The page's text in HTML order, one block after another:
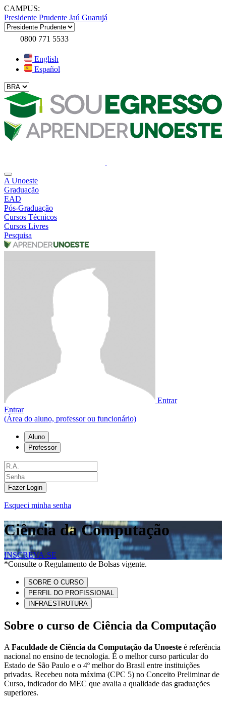
CAMPUS:
Presidente Prudente Jaú Guarujá
0800 771 5533
English
Español
A Unoeste
Graduação
EAD
Pós-Graduação
Cursos Técnicos
Cursos Livres
Pesquisa
Entrar
Entrar
(Área do aluno, professor ou funcionário)
Aluno
Professor
Fazer Login
Esqueci minha senha
Ciência da Computação
INSCREVA-SE
*Consulte o Regulamento de Bolsas vigente.
SOBRE O CURSO
PERFIL DO PROFISSIONAL
INFRAESTRUTURA
Sobre o curso de Ciência da Computação
A Faculdade de Ciência da Computação da Unoeste é referência
nacional no ensino de tecnologia. É o melhor curso particular do
Estado de São Paulo e o 4º melhor do Brasil entre instituições
privadas. Recebeu nota máxima (CPC 5) no Conceito Preliminar de
Curso, indicador do MEC que avalia a qualidade das graduações
superiores.